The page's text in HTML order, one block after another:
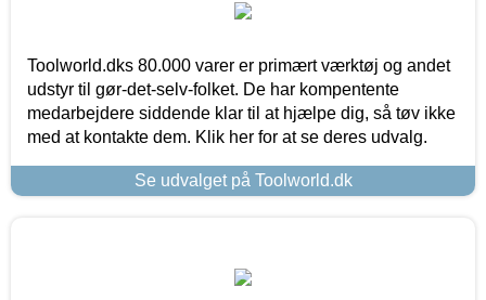
Toolworld.dks 80.000 varer er primært værktøj og andet
udstyr til gør-det-selv-folket. De har kompentente
medarbejdere siddende klar til at hjælpe dig, så tøv ikke
med at kontakte dem. Klik her for at se deres udvalg.
Se udvalget på Toolworld.dk